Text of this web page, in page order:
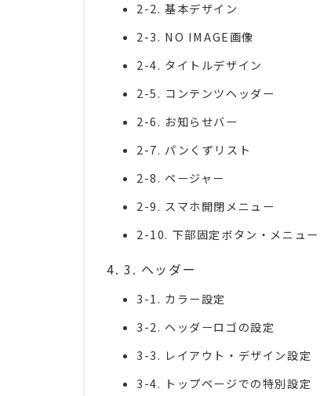
2-2. 基本デザイン
2-3. NO IMAGE画像
2-4. タイトルデザイン
2-5. コンテンツヘッダー
2-6. お知らせバー
2-7. パンくずリスト
2-8. ページャー
2-9. スマホ開閉メニュー
2-10. 下部固定ボタン・メニュー
3. ヘッダー
3-1. カラー設定
3-2. ヘッダーロゴの設定
3-3. レイアウト・デザイン設定
3-4. トップページでの特別設定